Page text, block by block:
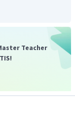
Teacher